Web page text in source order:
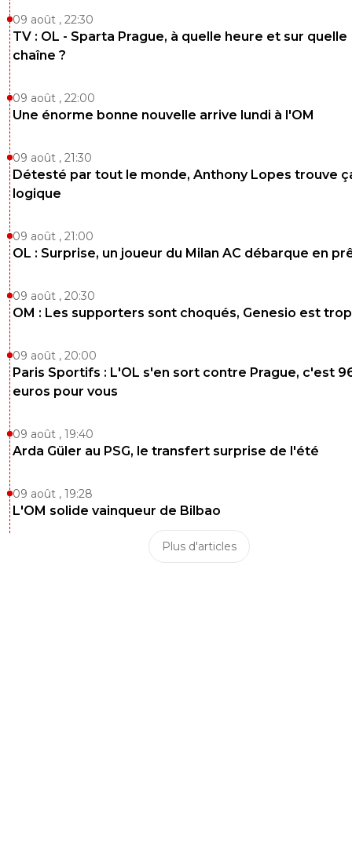
09 août , 22:30
TV : OL - Sparta Prague, à quelle heure et sur quelle
chaîne ?
09 août , 22:00
Une énorme bonne nouvelle arrive lundi à l'OM
09 août , 21:30
Détesté par tout le monde, Anthony Lopes trouve
logique
09 août , 21:00
OL : Surprise, un joueur du Milan AC débarque en
09 août , 20:30
OM : Les supporters sont choqués, Genesio est
09 août , 20:00
Paris Sportifs : L'OL s'en sort contre Prague, c'est
euros pour vous
09 août , 19:40
Arda Güler au PSG, le transfert surprise de l'été
09 août , 19:28
L'OM solide vainqueur de Bilbao
Plus d'articles